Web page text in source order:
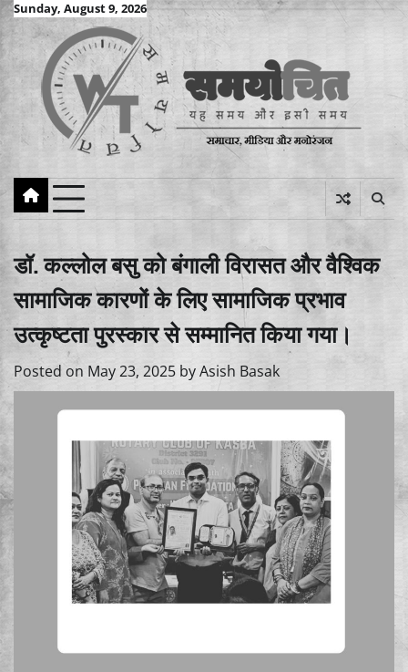
Skip
to
content
Sunday, August 9, 2026
डॉ. कल्लोल बसु को बंगाली विरासत और वैश्विक
सामाजिक कारणों के लिए सामाजिक प्रभाव
उत्कृष्टता पुरस्कार से सम्मानित किया गया।
Posted on May 23, 2025 byAsish Basak